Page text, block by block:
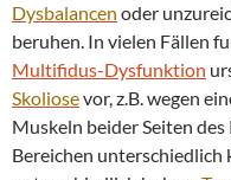
Dysbalancen oder
beruhen. In vielen Fällen
Multifidus-Dysfunktion
Skoliosevor, z.B. wegen
Muskeln beider Seiten
Bereichen